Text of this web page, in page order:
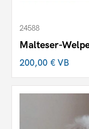
24588
Malteser-
200,00 €VB